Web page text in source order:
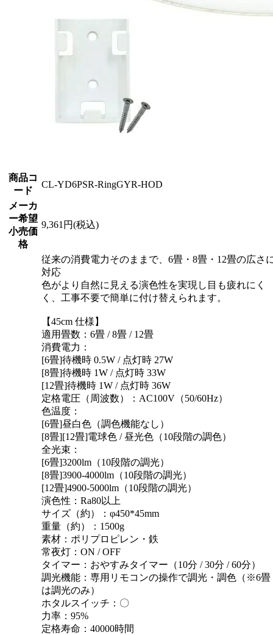
商品コ
ード
CL-YD6PSR-RingGYR-HOD
メーカ
ー希望
小売価
格
9,361円(税込)
従来の消費電力そのままで、6畳・8畳・12畳の広さ
対応
色がより自然に見える演色性を実現し目も疲れにく
く、工事不要で簡単に付け替えられます。
【45cm 仕様】
適用畳数：6畳 / 8畳 / 12畳
消費電力：
[6畳]待機時 0.5W / 点灯時 27W
[8畳]待機時 1W / 点灯時 33W
[12畳]待機時 1W / 点灯時 36W
定格電圧（周波数）：AC100V（50/60Hz）
色温度：
[6畳]昼白色（調色機能なし）
[8畳][12畳]電球色 / 昼光色（10段階の調色）
全光束：
[6畳]3200lm（10段階の調光）
[8畳]3900-4000lm（10段階の調光）
[12畳]4900-5000lm（10段階の調光）
演色性：Ra80以上
サイズ（約）：φ450*45mm
重量（約）：1500g
素材：ポリプロピレン・鉄
常夜灯：ON / OFF
タイマー：おやすみタイマー（10分 / 30分 / 60分）
調光機能：専用リモコンの操作で調光・調色（※6畳
は調光のみ）
ホタルスイッチ：〇
力率：95%
定格寿命：40000時間